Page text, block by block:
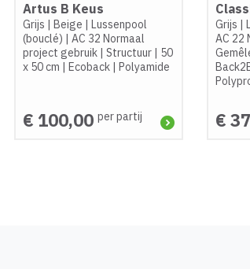
Artus B Keus
Grijs Beige
Lussenpool
(bouclé) |AC 32 Normaal
project gebruik |Structuur
50
x 50 cm
Ecoback Polyamide
€ 100,00 per partij
Grijs
AC 22
€